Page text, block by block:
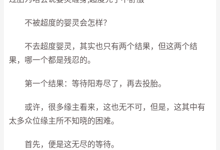
不被超度的婴灵会怎样？
不去超度婴灵，其实也只有两个结果，但这两个结
果，哪一个都是残忍的。
第一个结果：等待阳寿尽了，再去投胎。
或许，很多缘主看来，这也无不可，但是，这其中有
太多众位缘主所不知晓的困难。
首先，便是这无尽的等待。